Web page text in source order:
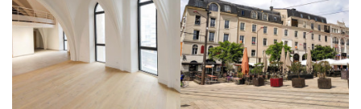
En savoir +
En savoir +